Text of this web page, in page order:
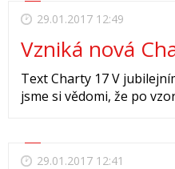
29.01.2017 12:49
Vzniká nová
Text Charty 17 V
jsme si vědomi, že po
29.01.2017 12:41